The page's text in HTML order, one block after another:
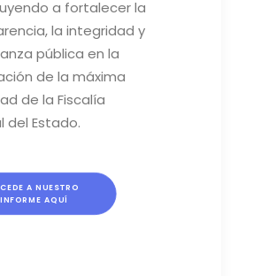
a fortalecer la
la integridad y
pública en la
de la máxima
de la Fiscalía
del Estado.
A NUESTRO
INFORME AQUÍ